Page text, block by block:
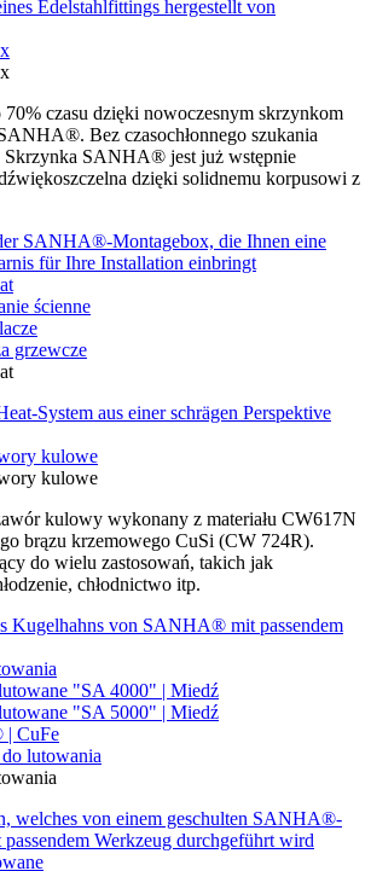
70% czasu dzięki nowoczesnym skrzynkom
Bez czasochłonnego szukania
Skrzynka SANHA® jest już wstępnie
dzięki solidnemu korpusowi z
ścienne
grzewcze
kulowe
kulowe
kulowy wykonany z materiału CW617N
brązu krzemowego CuSi (CW 724R).
do wielu zastosowań, takich jak
chłodnictwo itp.
"SA 4000" | Miedź
"SA 5000" | Miedź
| CuFe
lutowania